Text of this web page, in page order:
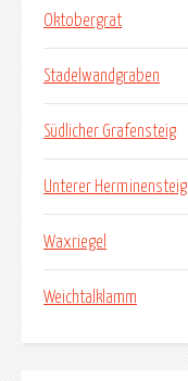
Oktobergrat
Stadelwandgraben
Südlicher Grafensteig
Unterer Herminensteig
Waxriegel
Weichtalklamm